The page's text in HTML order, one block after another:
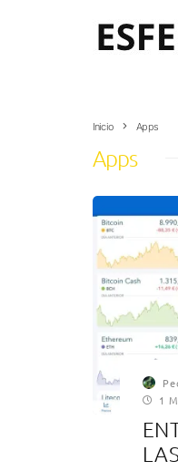
Inicio Apps
Apps
1